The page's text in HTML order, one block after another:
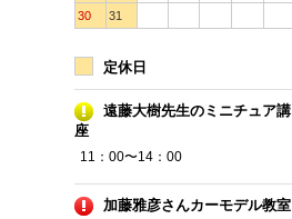
30 31
定休日
遠藤大樹先生のミニチュア講
座
11：00〜14：00
加藤雅彦さんカーモデル教室